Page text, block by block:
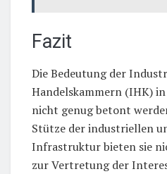
Fazit
Die Bedeutung der
Handelskammern (IHK)
nicht genug betont
Stütze der industriellen
Infrastruktur bieten sie
zur Vertretung der